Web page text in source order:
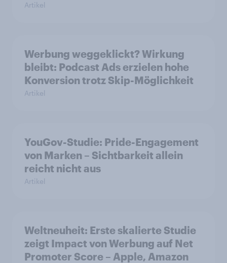
Artikel
Werbung weggeklickt? Wirkung
bleibt: Podcast Ads erzielen hohe
Konversion trotz Skip-Möglichkeit
Artikel
YouGov-Studie: Pride-Engagement
von Marken – Sichtbarkeit allein
reicht nicht aus
Artikel
Weltneuheit: Erste skalierte Studie
zeigt Impact von Werbung auf Net
Promoter Score – Apple, Amazon